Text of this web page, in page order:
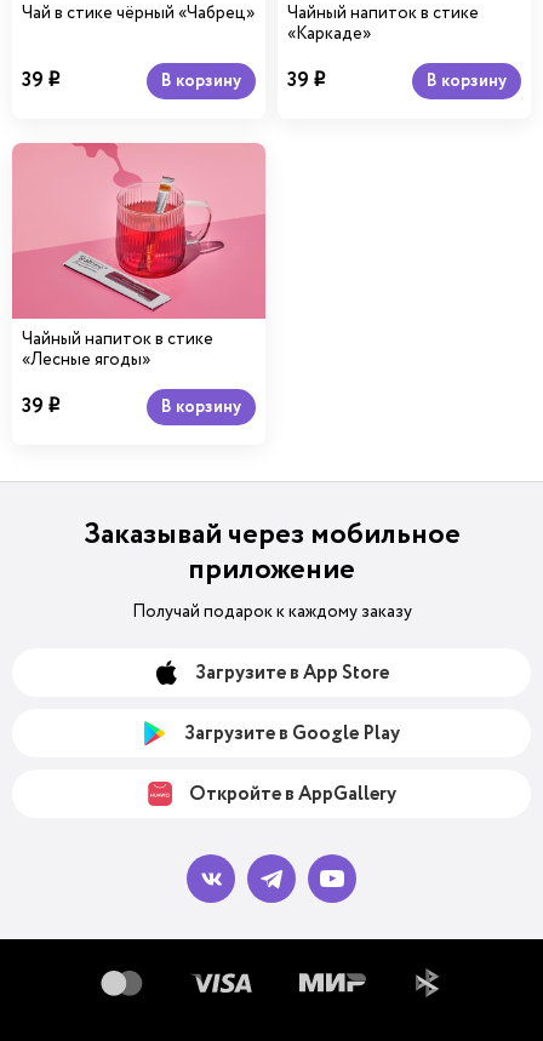
Чай в стике чёрный «Чабрец»
39 i В корзину
Чайный напиток в стике
«Каркаде»
39 i В корзину
Чайный напиток в стике
«Лесные ягоды»
39 i В корзину
Заказывай через мобильное
приложение
Получай подарок к каждому заказу
Загрузите в App Store
Загрузите в Google Play
Откройте в AppGallery